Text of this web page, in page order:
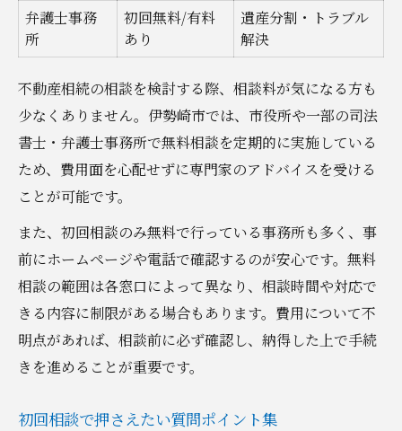
弁護士事務
所
初回無料/有料
あり
遺産分割・トラブル
解決
不動産相続の相談を検討する際、相談料が気になる方も
少なくありません。伊勢崎市では、市役所や一部の司法
書士・弁護士事務所で無料相談を定期的に実施している
ため、費用面を心配せずに専門家のアドバイスを受ける
ことが可能です。
また、初回相談のみ無料で行っている事務所も多く、事
前にホームページや電話で確認するのが安心です。無料
相談の範囲は各窓口によって異なり、相談時間や対応で
きる内容に制限がある場合もあります。費用について不
明点があれば、相談前に必ず確認し、納得した上で手続
きを進めることが重要です。
初回相談で押さえたい質問ポイント集